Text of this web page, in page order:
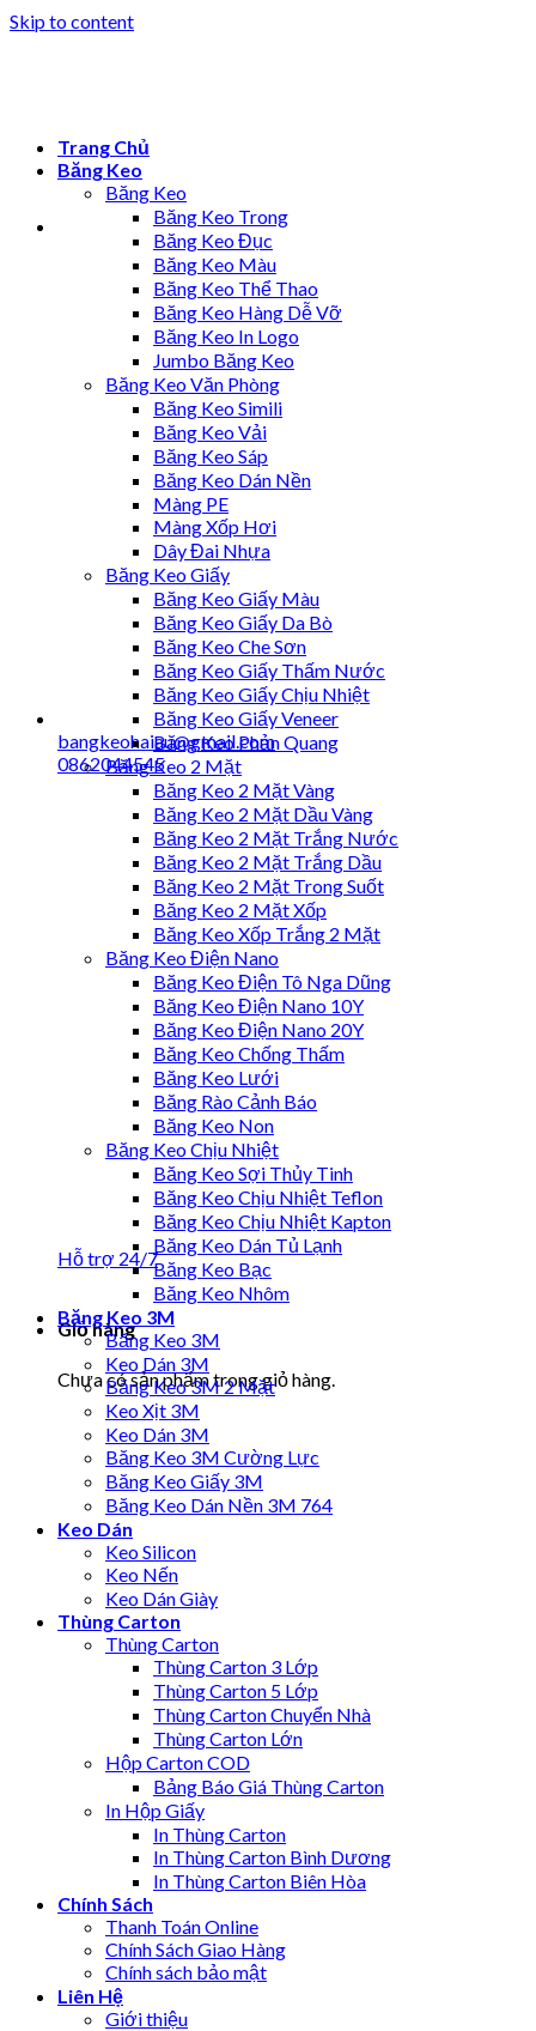
Skip to content
bangkeohaiau@gmail.com
0862044545
Hỗ trợ 24/7
Giỏ hàng
Chưa có sản phẩm trong giỏ hàng.
Trang Chủ
Băng Keo
Băng Keo
Băng Keo Trong
Băng Keo Đục
Băng Keo Màu
Băng Keo Thể Thao
Băng Keo Hàng Dễ Vỡ
Băng Keo In Logo
Jumbo Băng Keo
Băng Keo Văn Phòng
Băng Keo Simili
Băng Keo Vải
Băng Keo Sáp
Băng Keo Dán Nền
Màng PE
Màng Xốp Hơi
Dây Đai Nhựa
Băng Keo Giấy
Băng Keo Giấy Màu
Băng Keo Giấy Da Bò
Băng Keo Che Sơn
Băng Keo Giấy Thấm Nước
Băng Keo Giấy Chịu Nhiệt
Băng Keo Giấy Veneer
Băng Keo Phản Quang
Băng Keo 2 Mặt
Băng Keo 2 Mặt Vàng
Băng Keo 2 Mặt Dầu Vàng
Băng Keo 2 Mặt Trắng Nước
Băng Keo 2 Mặt Trắng Dầu
Băng Keo 2 Mặt Trong Suốt
Băng Keo 2 Mặt Xốp
Băng Keo Xốp Trắng 2 Mặt
Băng Keo Điện Nano
Băng Keo Điện Tô Nga Dũng
Băng Keo Điện Nano 10Y
Băng Keo Điện Nano 20Y
Băng Keo Chống Thấm
Băng Keo Lưới
Băng Rào Cảnh Báo
Băng Keo Non
Băng Keo Chịu Nhiệt
Băng Keo Sợi Thủy Tinh
Băng Keo Chịu Nhiệt Teflon
Băng Keo Chịu Nhiệt Kapton
Băng Keo Dán Tủ Lạnh
Băng Keo Bạc
Băng Keo Nhôm
Băng Keo 3M
Băng Keo 3M
Keo Dán 3M
Băng Keo 3M 2 Mặt
Keo Xịt 3M
Keo Dán 3M
Băng Keo 3M Cường Lực
Băng Keo Giấy 3M
Băng Keo Dán Nền 3M 764
Keo Dán
Keo Silicon
Keo Nến
Keo Dán Giày
Thùng Carton
Thùng Carton
Thùng Carton 3 Lớp
Thùng Carton 5 Lớp
Thùng Carton Chuyển Nhà
Thùng Carton Lớn
Hộp Carton COD
Bảng Báo Giá Thùng Carton
In Hộp Giấy
In Thùng Carton
In Thùng Carton Bình Dương
In Thùng Carton Biên Hòa
Chính Sách
Thanh Toán Online
Chính Sách Giao Hàng
Chính sách bảo mật
Liên Hệ
Giới thiệu